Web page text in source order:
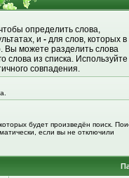
определить слова,
и - для слов, которых в
Вы можете разделить слова
слова из списка. Используйте
совпадения.
будет произведён поиск.
если вы не отключили